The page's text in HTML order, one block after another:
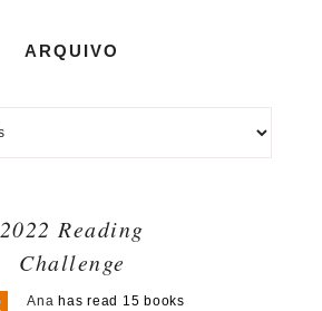
ARQUIVO
2022 Reading
Challenge
Ana has read 15 books